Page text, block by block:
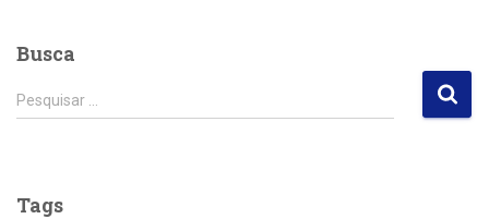
Busca
P
e
Pesquisar …
Tags